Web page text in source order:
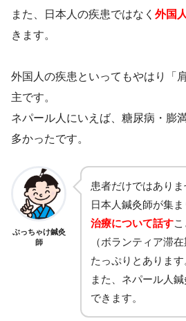
また、日本人の疾患ではなく 外国
きます。
外国人の疾患といってもやはり「
主です。
ネパール人にいえば、糖尿病・膨
多かったです。
ぶっちゃけ鍼灸
師
患者だけではありま
日本人鍼灸師が集
治療について話す
（ボランティア滞
たっぷりとあります
また、ネパール人
できます。